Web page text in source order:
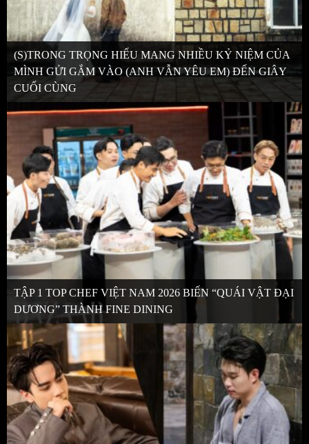
(S)TRONG TRỌNG HIẾU MANG NHIỀU KỶ NIỆM CỦA
MÌNH GỬI GẮM VÀO (ANH VẪN YÊU EM) ĐẾN GIÂY
CUỐI CÙNG
TẬP 1 TOP CHEF VIỆT NAM 2026 BIẾN “QUÁI VẬT ĐẠI
DƯƠNG” THÀNH FINE DINING